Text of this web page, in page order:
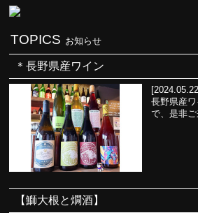
TOPICS お知らせ
＊長野県産ワイン
長野県産
で、是非ご
【鰤大根と燗酒】